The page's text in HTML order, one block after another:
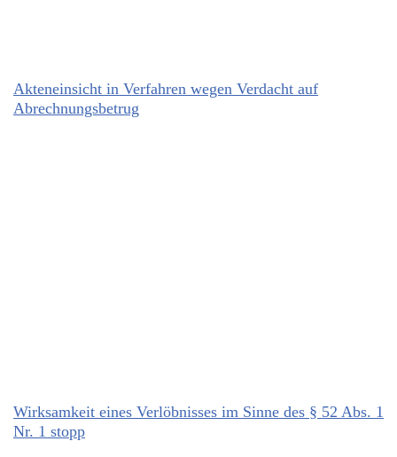
Akteneinsicht in Verfahren wegen Verdacht auf
Abrechnungsbetrug
Wirksamkeit eines Verlöbnisses im Sinne des § 52 Abs. 1
Nr. 1 stopp